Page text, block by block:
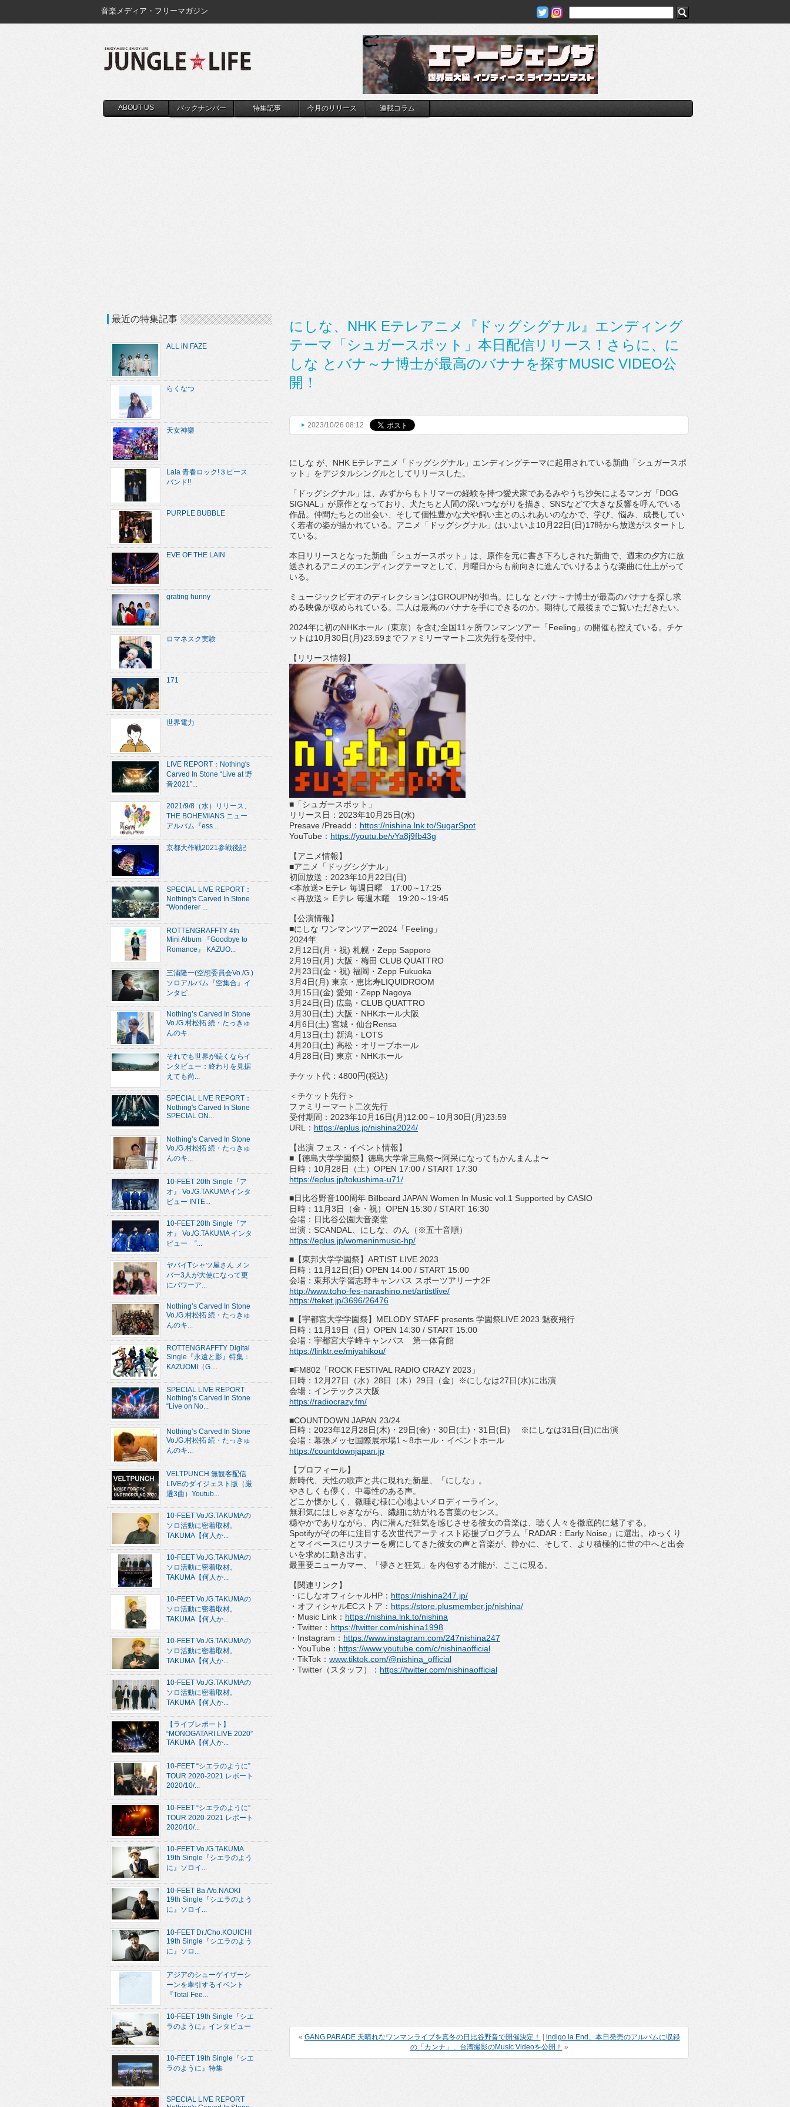
音楽メディア・フリーマガジン
ABOUT US バックナンバー 特集記事 今月のリリース 連載コラム
にしな、NHK Eテレアニメ『ドッグシグナル』エンディング
テーマ「シュガースポット」本日配信リリース！さらに、に
しな とバナ～ナ博士が最高のバナナを探すMUSIC VIDEO公
開！
2023/10/26 08:12
にしな が、 NHK Eテレアニメ「ドッグシグナル」 エンディングテーマに起用されている新曲「シュガースポ
ット」 をデジタルシングルとしてリリースした。
「ドッグシグナル」は、みずからもトリマーの経験を持つ愛犬家であるみやうち沙矢によるマンガ「DOG
SIGNAL
」が原作となっており、犬たちと人間の深いつながりを描き、 SNSなどで大きな反響を呼んでいる
作品。 仲間たちとの出会い、 そして個性豊かな犬や飼い主とのふれあいのなかで、学び、悩み、 成長してい
く若者の姿が描かれている。アニメ「ドッグシグナル」 はいよいよ 10月 22日(日)17時から放送がスタートし
ている 。
本日リリースとなった新曲「シュガースポット」は、 原作を元に書き下ろしされた新曲で、 週末の夕方に放
送されるアニメのエンディングテーマとして、
月曜日からも前向きに進んでいけるような楽曲に仕上がって
いる。
ミュージックビデオのディレクションはGROUPNが担当。 にしな とバナ～ナ博士が最高のバナナを探し求
める映像が収められている。
二人は最高のバナナを手にできるのか。 期待して最後までご覧いただきたい。
2024年に初のNHKホール（東京）を含む全国11 ヶ所ワンマンツアー「 Feeling 」の開催も控えている。チケ
ットは10月30日(月)23:59までファミリーマート二次先行を受付中。
【リリース情報】
■「シュガースポット」
リリース日： 2023年10月 25日(水)
Presave /Preadd ： https://nishina.lnk. to/SugarSpot
YouTube ： https://youtu.be/vYa8j9fb43g
【アニメ情報】
■アニメ「ドッグシグナル」
初回放送： 2023年10月 22日(日)
<本放送> Eテレ 毎週日曜 17:00～ 17:25
＜再放送＞ Eテレ 毎週木曜 19:20～ 19:45
【公演情報】
■にしな ワンマンツアー2024 「Feeling 」
2024年
2 月 12⽇(⽉・祝) 札幌・ Zepp Sapporo
2 月 19⽇(⽉) ⼤阪・梅⽥ CLUB QUATTRO
2 月 23⽇(⾦・祝) 福岡・ Zepp Fukuoka
3 月4⽇(⽉) 東京・恵⽐寿LIQUIDROOM
3 月 15⽇(⾦) 愛知・ Zepp Nagoya
3 月 24⽇(⽇) 広島・ CLUB QUATTRO
3 月30⽇(⼟) ⼤阪・ NHKホール大阪
4月6⽇(⼟) 宮城・仙台Rensa
4月 13⽇(⼟) 新潟・ LOTS
4月 20⽇(⼟) ⾼松・オリーブホール
4月 28⽇(⽇) 東京・ NHKホール
チケット代： 4800円(税込)
＜チケット先行＞
ファミリーマート二次先行
受付期間： 2023年10月 16日(月)12:00～ 10月30日(月)23:59
URL
： https://eplus.jp/nishina2024/
【出演 フェス・イベント情報】
■【徳島大学学園祭】徳島大学常三島祭〜阿呆になってもかんまんよ〜
日時： 10月 28日（土） OPEN 17:00 / START 17:30
https://eplus.jp/tokushima-u71/
■日比谷野音100周年 Billboard JAPAN Women In Music vol.1 Supported by CASIO
日時： 11 月3日（金・祝） OPEN 15:30 / START 16:30
会場：日比谷公園大音楽堂
出演： SCANDAL
、にしな、のん（※五十音順）
https://eplus.jp/womeninmusic-hp/
■【東邦大学学園祭】 ARTIST LIVE 2023
日時： 11 月 12日(日) OPEN 14:00 / START 15:00
会場：東邦大学習志野キャンパス スポーツアリーナ2F
http://www.toho-fes-narashino. net/artistlive/
https://teket.jp/3696/26476
■【宇都宮大学学園祭】 MELODY STAFF presents 学園祭LIVE 2023 魅夜飛行
日時： 11 月 19日（日） OPEN 14:30 / START 15:00
会場：宇都宮大学峰キャンパス 第一体育館
https://linktr.ee/miyahikou/
■FM802 「ROCK FESTIVAL RADIO CRAZY 2023 」
日時： 12 月 27日（水） 28日（木） 29日（金）※にしなは27日(水)に出演
会場：インテックス大阪
https://radiocrazy.fm/
■COUNTDOWN JAPAN 23/24
日時： 2023年12 月 28日(木) ・ 29日(金) ・ 30日(土) ・ 31 日(日) ※にしなは31 日(日)に出演
会場：幕張メッセ国際展示場1 ～8ホール・イベントホール
https://countdownjapan.jp
【プロフィール】
新時代、天性の歌声と共に現れた新星、「にしな」。
やさしくも儚く、中毒性のある声。
どこか懐かしく、微睡む様に心地よいメロディーライン。
無邪気にはしゃぎながら、繊細に紡がれる言葉のセンス。
穏やかでありながら、内に潜んだ狂気を感じさせる彼女の音楽は、 聴く人々を徹底的に魅了する。
Spotifyがその年に注目する次世代アーティスト応援プログラム「RADAR ： Early Noise 」に選出。 ゆっくり
とマイペースにリスナーを虜にしてきた彼女の声と音楽が 、静かに、そして、
より積極的に世の中へと出会
いを求めに動き出す。
最重要ニューカマー、「儚さと狂気」を内包する才能が、
ここに現る。
【関連リンク】
・にしなオフィシャルHP ： https://nishina247.jp/
・オフィシャルECストア： https://store. plusmember.jp/nishina/
・ Music Link ： https://nishina.lnk.to/nishina
・ Twitter ： https://twitter.com/nishina1998
・ Instagram ： https://www. instagram.com/247nishina247
・ YouTube ： https://www.youtube. com/c/nishinaofficial
・ TikTok ： www.tiktok.com/@nishina_official
・ Twitter （スタッフ）： https://twitter.com/nishinaofficial
« GANG PARADE 天晴れなワンマンライブを真冬の日比谷野音で開催決定！
indigo la End、本日発売のアルバムに収録
の「カンナ」、台湾撮影のMusic Videoを公開！ »
最近の特集記事
ALL iN FAZE
らくなつ
天女神樂
Lala 青春ロック!３ピース
バンド!!
PURPLE BUBBLE
EVE OF THE LAIN
grating hunny
ロマネスク実験
171
世界電力
LIVE REPORT：Nothing's
Carved In Stone “Live at 野
音2021”...
2021/9/8（水）リリース、
THE BOHEMIANS ニュー
アルバム『ess...
京都大作戦2021参戦後記
SPECIAL LIVE REPORT：
Nothing's Carved In Stone
“Wonderer ...
ROTTENGRAFFTY 4th
Mini Album 『Goodbye to
Romance』 KAZUO...
三浦隆一(空想委員会Vo./G.)
ソロアルバム『空集合』イ
ンタビ...
Nothing’s Carved In Stone
Vo./G.村松拓 続・たっきゅ
んのキ...
それでも世界が続くならイ
ンタビュー：終わりを見据
えても尚...
SPECIAL LIVE REPORT：
Nothing's Carved In Stone
SPECIAL ON...
Nothing’s Carved In Stone
Vo./G.村松拓 続・たっきゅ
んのキ...
10-FEET 20th Single『ア
オ』 Vo./G.TAKUMAインタ
ビュー INTE...
10-FEET 20th Single『ア
オ』 Vo./G.TAKUMA インタ
ビュー “...
ヤバイTシャツ屋さん メン
バー3人が大使になって更
にパワーア...
Nothing’s Carved In Stone
Vo./G.村松拓 続・たっきゅ
んのキ...
ROTTENGRAFFTY Digital
Single『永遠と影』特集：
KAZUOMI（G....
SPECIAL LIVE REPORT
Nothing’s Carved In Stone
“Live on No...
Nothing’s Carved In Stone
Vo./G.村松拓 続・たっきゅ
んのキ...
VELTPUNCH 無観客配信
LIVEのダイジェスト版（厳
選3曲）Youtub...
10-FEET Vo./G.TAKUMAの
ソロ活動に密着取材。
TAKUMA【何人か...
10-FEET Vo./G.TAKUMAの
ソロ活動に密着取材。
TAKUMA【何人か...
10-FEET Vo./G.TAKUMAの
ソロ活動に密着取材。
TAKUMA【何人か...
10-FEET Vo./G.TAKUMAの
ソロ活動に密着取材。
TAKUMA【何人か...
10-FEET Vo./G.TAKUMAの
ソロ活動に密着取材。
TAKUMA【何人か...
【ライブレポート】
“MONOGATARI LIVE 2020”
TAKUMA【何人か...
10-FEET “シエラのように”
TOUR 2020-2021 レポート
2020/10/...
10-FEET “シエラのように”
TOUR 2020-2021 レポート
2020/10/...
10-FEET Vo./G.TAKUMA
19th Single『シエラのよう
に』ソロイ...
10-FEET Ba./Vo.NAOKI
19th Single『シエラのよう
に』ソロイ...
10-FEET Dr./Cho.KOUICHI
19th Single『シエラのよう
に』ソロ...
アジアのシューゲイザーシ
ーンを牽引するイベント
『Total Fee...
10-FEET 19th Single『シエ
ラのように』インタビュー
10-FEET 19th Single『シエ
ラのように』特集
SPECIAL LIVE REPORT